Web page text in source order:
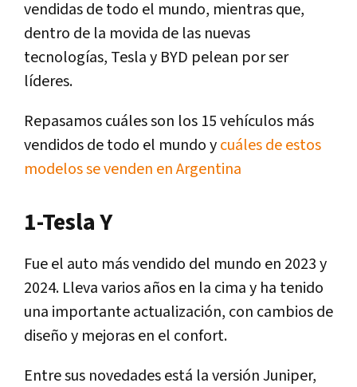
vendidas de todo el mundo, mientras que,
dentro de la movida de las nuevas
tecnologías, Tesla y BYD pelean por ser
líderes.
Repasamos cuáles son los 15 vehículos más
vendidos de todo el mundo ycuáles de estos
modelos se venden en Argentina
1-Tesla Y
Fue el auto más vendido del mundo en 2023 y
2024. Lleva varios años en la cima y ha tenido
una importante actualización, con cambios de
diseño y mejoras en el confort.
Entre sus novedades está la versión Juniper,